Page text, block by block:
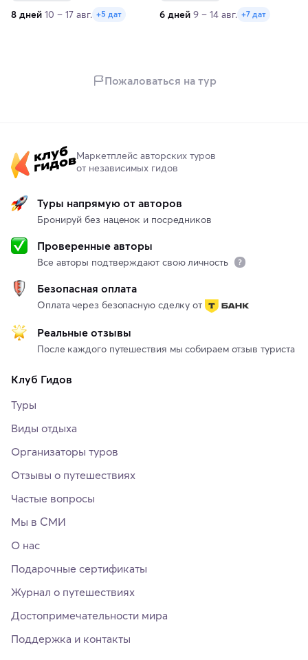
8 дней 10 – 17 авг. +5 дат 6 дней 9 – 14 авг. +7 дат
Пожаловаться на тур
Маркетплейс авторских туров
от независимых гидов
Туры напрямую от авторов
Бронируй без наценок и посредников
Проверенные авторы
Все авторы подтверждают свою личность
Безопасная оплата
Оплата через безопасную сделку от
Реальные отзывы
После каждого путешествия мы собираем отзыв туриста
Клуб Гидов
Туры
Виды отдыха
Организаторы туров
Отзывы о путешествиях
Частые вопросы
Мы в СМИ
О нас
Подарочные сертификаты
Журнал о путешествиях
Достопримечательности мира
Поддержка и контакты